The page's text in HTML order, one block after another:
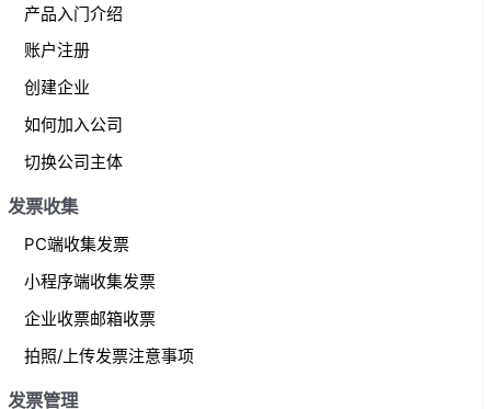
产品入门介绍
账户注册
创建企业
如何加入公司
切换公司主体
发票收集
PC端收集发票
小程序端收集发票
企业收票邮箱收票
拍照/上传发票注意事项
发票管理